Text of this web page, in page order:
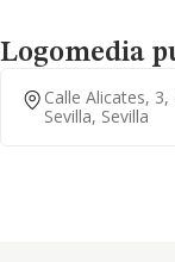
Logomedia
Calle Alicates, 3,
Sevilla, Sevilla